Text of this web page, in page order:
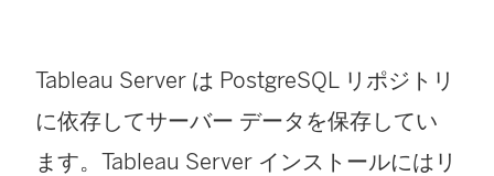
Tableau Server は PostgreSQL リポジトリ
に依存してサーバー データを保存してい
ます。Tableau Server インストールにはリ